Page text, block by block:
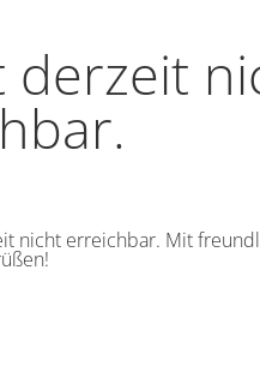
derzeit
nicht erreichbar. Mit